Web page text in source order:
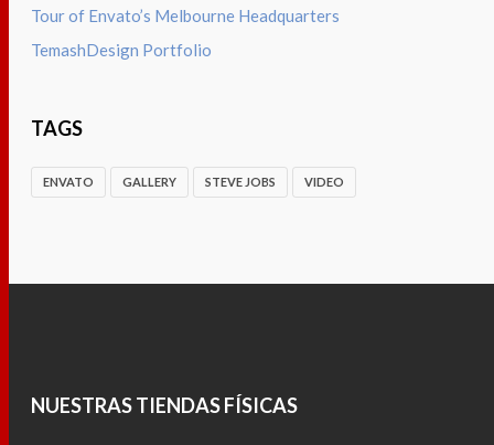
Tour of Envato’s Melbourne Headquarters
TemashDesign Portfolio
TAGS
ENVATO GALLERY STEVE JOBS VIDEO
NUESTRAS TIENDAS FÍSICAS